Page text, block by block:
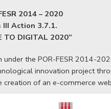
2014 – 2020
III Action 3.7.1.
TO DIGITAL 2020”
the POR-FESR 2014-
innovation project
creation of an e-commerce